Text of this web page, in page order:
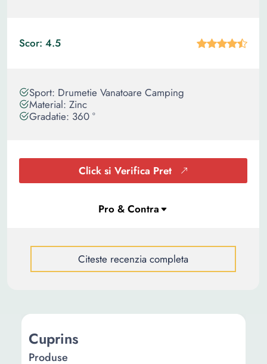
Scor: 4.5
Sport: Drumetie Vanatoare Camping
Material: Zinc
Gradatie: 360 °
Click si Verifica Pret
Citeste recenzia completa
Cuprins
Produse